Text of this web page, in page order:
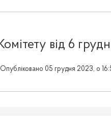
від 6
Опубліковано 05 грудня 2023, о